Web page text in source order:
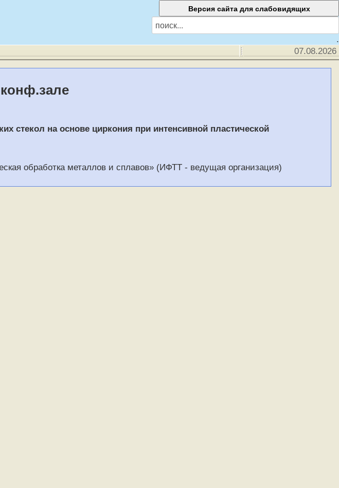
.
07.08.2026
конф.зале
стекол на основе циркония при интенсивной пластической
обработка металлов и сплавов» (ИФТТ - ведущая организация)